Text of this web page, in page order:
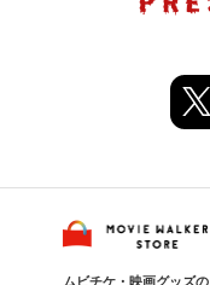
ムビチケ・映画グッズの